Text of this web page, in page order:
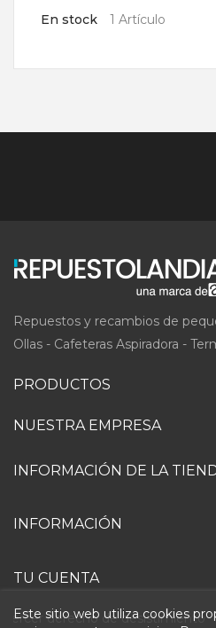
En stock 1 Artículo
Repuestos y recambios de
Ollas - Cafeteras Aspiradora -
PRODUCTOS
NUESTRA EMPRESA
INFORMACIÓN DE LA
Este sitio web utiliza cookies
INFORMACIÓN
TU CUENTA
Ejercer derecho de desistimiento